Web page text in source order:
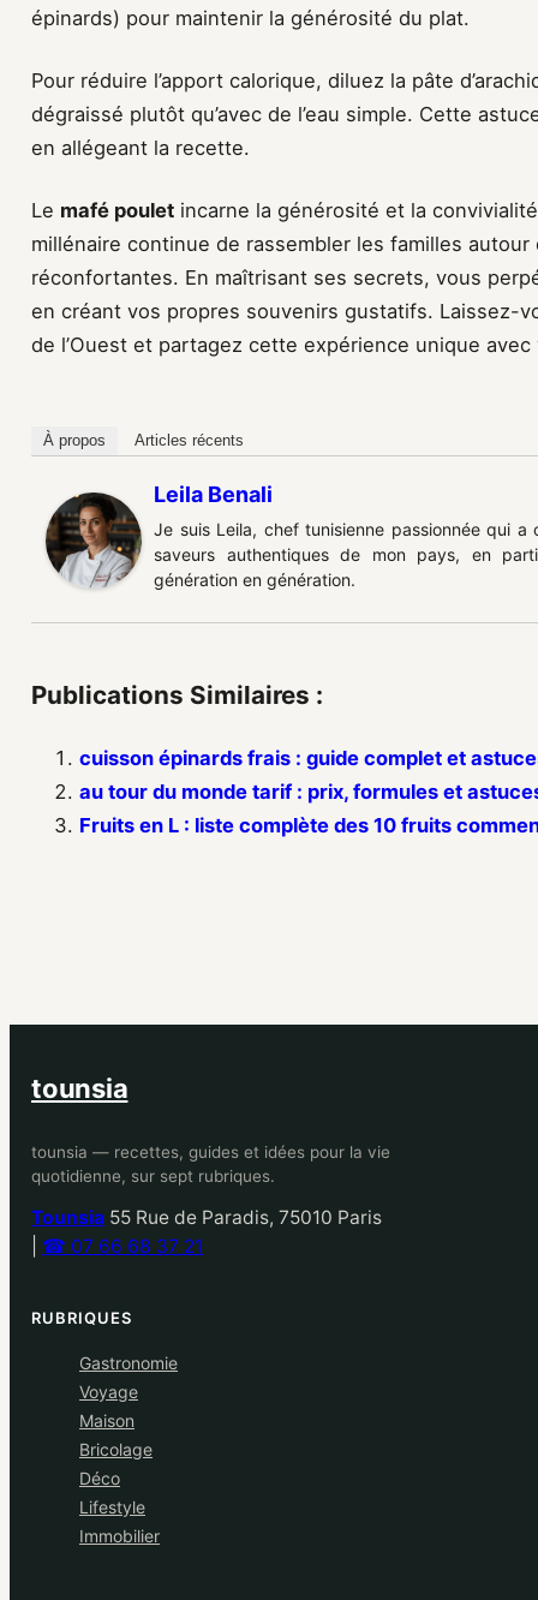
épinards) pour maintenir la générosité du plat.
Pour réduire l’apport calorique, diluez la pâte
dégraissé plutôt qu’avec de l’eau simple. Cette
en allégeant la recette.
Le mafé poulet incarne la générosité et la
millénaire continue de rassembler les familles
réconfortantes. En maîtrisant ses secrets, vous
en créant vos propres souvenirs gustatifs. Laissez-
de l’Ouest et partagez cette expérience unique
À propos Articles récents
Leila Benali
Je suis Leila, chef tunisienne passionnée qui
saveurs authentiques de mon pays, en
génération en génération.
Publications Similaires :
cuisson épinards frais : guide complet et
au tour du monde tarif : prix, formules et
Fruits en L : liste complète des 10 fruits
tounsia
tounsia — recettes, guides et idées pour la vie
quotidienne, sur sept rubriques.
Tounsia 55 Rue de Paradis, 75010 Paris
☎ 07 66 68 37 21
RUBRIQUES
Gastronomie
Voyage
Maison
Bricolage
Déco
Lifestyle
Immobilier